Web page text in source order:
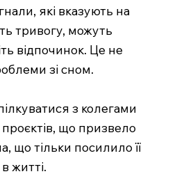
які вказують на
тривогу, можуть
відпочинок. Це не
зі сном.
з колегами
що призвело
що тільки посилило її
житті.